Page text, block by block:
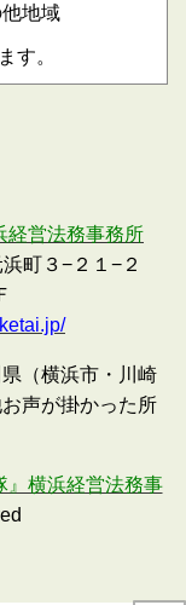
地域
す。
営法務事務所
町３−２１−２
（横浜市・川崎
声が掛かった所
』横浜経営法務事